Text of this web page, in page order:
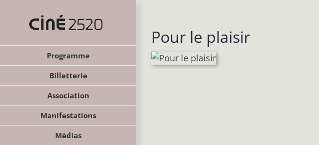
contenu
Programme
Billetterie
Association
Manifestations
Médias
Pour le plaisir